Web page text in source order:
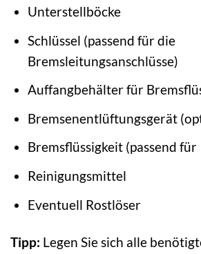
Unterstellböcke
Schlüssel (passend für die
Bremsleitungsanschlüsse)
Auffangbehälter für
Bremsenentlüftungsgerät
Bremsflüssigkeit (passend
Reinigungsmittel
Eventuell Rostlöser
Tipp: Legen Sie sich alle